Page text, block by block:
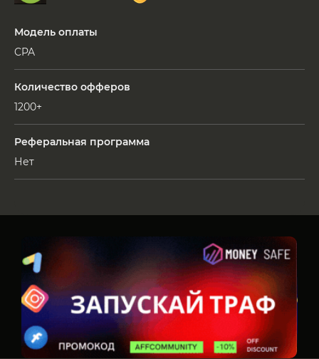
Модель оплаты
CPA
Количество офферов
1200+
Реферальная программа
Нет